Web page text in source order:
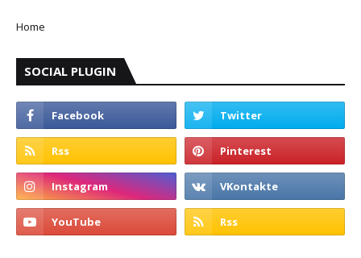
Home
SOCIAL PLUGIN